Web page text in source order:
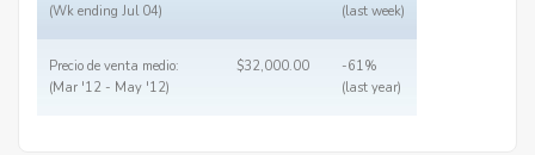
(Wk ending Jul 04)
(last week)
Precio de venta medio:
(Mar '12 - May '12)
$32,000.00
-61%
(last year)